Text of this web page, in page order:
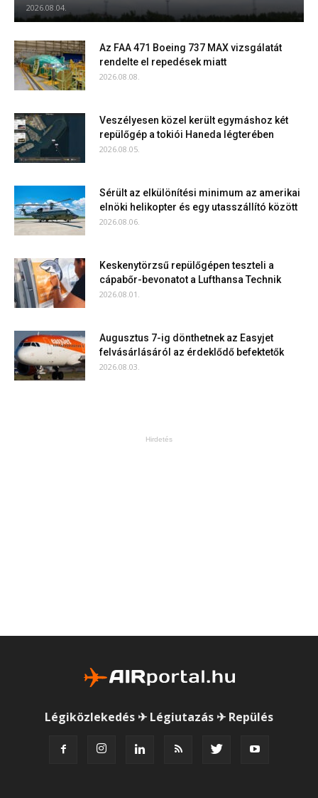
2026.08.04.
Az FAA 471 Boeing 737 MAX vizsgálatát
rendelte el repedések miatt
2026.08.08.
Veszélyesen közel került egymáshoz két
repülőgép a tokiói Haneda légterében
2026.08.05.
Sérült az elkülönítési minimum az amerikai
elnöki helikopter és egy utasszállító között
2026.08.06.
Keskenytörzsű repülőgépen teszteli a
cápabőr-bevonatot a Lufthansa Technik
2026.08.01.
Augusztus 7-ig dönthetnek az Easyjet
felvásárlásáról az érdeklődő befektetők
2026.08.03.
Hirdetés
Légiközlekedés ✈ Légiutazás ✈ Repülés